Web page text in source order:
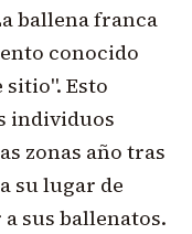
ballena franca
conocido
Esto
individuos
zonas año tras
su lugar de
sus ballenatos.